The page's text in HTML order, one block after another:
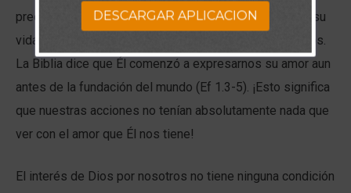
preocupación por nosotros son tan inmensos, que dio su
vida por nosotros cuando éramos todavía sus enemigos.
La Biblia dice que Él comenzó a expresarnos su amor aun
antes de la fundación del mundo (Ef 1.3-5). ¡Esto significa
que nuestras acciones no tenían absolutamente nada que
ver con el amor que Él nos tiene!
El interés de Dios por nosotros no tiene ninguna condición
DESCARGAR APLICACION